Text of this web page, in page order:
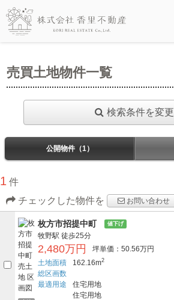
売買土地物件一覧
検索条件を変更
公開物件（1）
1 件
チェックした物件を
お問い合わせ
枚方市招提中町 値下げ
牧野駅 徒歩25分
2,480万円
坪単価：50.56万円
土地面積
162.16m2
総区画数
最適用途
住宅用地
住宅用地